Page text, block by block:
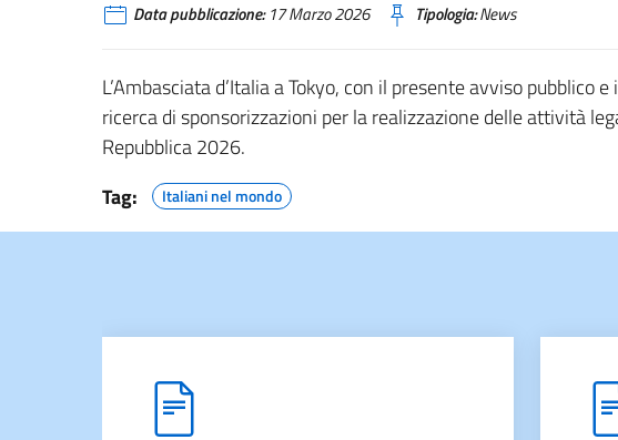
Data pubblicazione:17 Marzo 2026 Tipologia:News
L’Ambasciata d’Italia a Tokyo, con il presente avviso pubblico
ricerca di sponsorizzazioni per la realizzazione delle attività
Repubblica 2026.
Tag:
Italiani nel mondo